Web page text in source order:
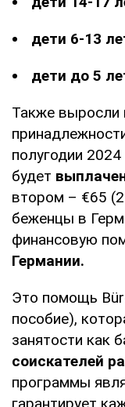
дети 6-13
дети до 5
Также
полугодии
будет
втором – €65
беженцы в
финансовую
Германии.
Это помощь
пособие),
занятости как
соискателей
программы
гарантирует